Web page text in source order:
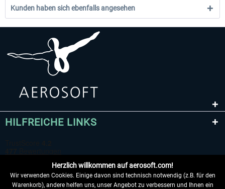
Kunden haben sich ebenfalls angesehen
HILFREICHE LINKS
Herzlich willkommen auf aerosoft.com!
Wir verwenden Cookies. Einige davon sind technisch notwendig (z.B. für den
Warenkorb), andere helfen uns, unser Angebot zu verbessern und Ihnen ein